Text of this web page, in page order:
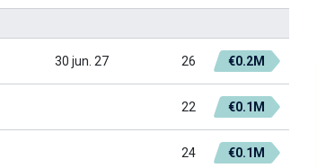
30 jun. 27 26 €0.2M
22 €0.1M
24 €0.1M